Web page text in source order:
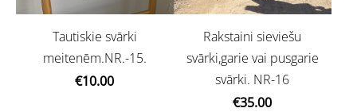
Tautiskie svārki
meitenēm.NR.-15.
€10.00
Rakstaini sieviešu
svārki,garie vai pusgarie
svārki. NR-16
€35.00